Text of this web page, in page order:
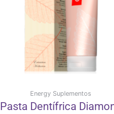
Energy Suplementos
Pasta Dentífrica